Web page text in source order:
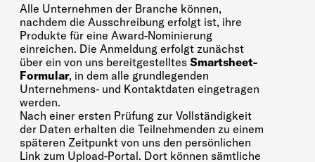
Alle Unternehmen der Branche können,
nachdem die Ausschreibung erfolgt ist, ihre
Produkte für eine Award-Nominierung
einreichen. Die Anmeldung erfolgt zunächst
über ein von uns bereitgestelltes Smartsheet-
Formular, in dem alle grundlegenden
Unternehmens- und Kontaktdaten eingetragen
werden.
Nach einer ersten Prüfung zur Vollständigkeit
der Daten erhalten die Teilnehmenden zu einem
späteren Zeitpunkt von uns den persönlichen
Link zum Upload-Portal. Dort können sämtliche